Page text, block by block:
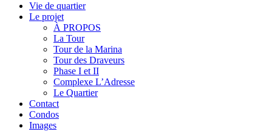
Vie de quartier
Le projet
À PROPOS
La Tour
Tour de la Marina
Tour des Draveurs
Phase I et II
Complexe L’Adresse
Le Quartier
Contact
Condos
Images